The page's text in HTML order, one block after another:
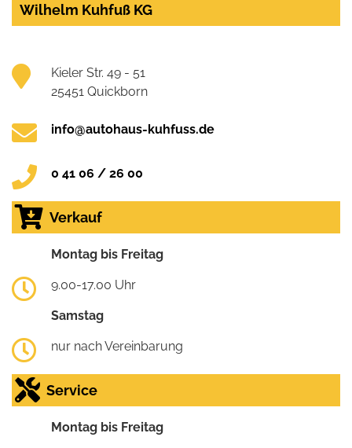
Wilhelm Kuhfuß KG
Kieler Str. 49 - 51
25451 Quickborn
info@autohaus-kuhfuss.de
0 41 06 / 26 00
Verkauf
Montag bis Freitag
9.00-17.00 Uhr
Samstag
nur nach Vereinbarung
Service
Montag bis Freitag